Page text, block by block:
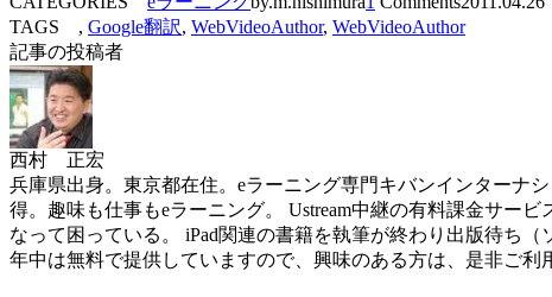
TAGS , Google翻訳, WebVideoAuthor, WebVideoAuthor
記事の投稿者
西村 正宏
兵庫県出身。東京都在住。eラーニング専門キバンインターナ
得。趣味も仕事もeラーニング。 Ustream中継の有料課金サー
なって困っている。 iPad関連の書籍を執筆が終わり出版待ち（
年中は無料で提供していますので、興味のある方は、是非ご利